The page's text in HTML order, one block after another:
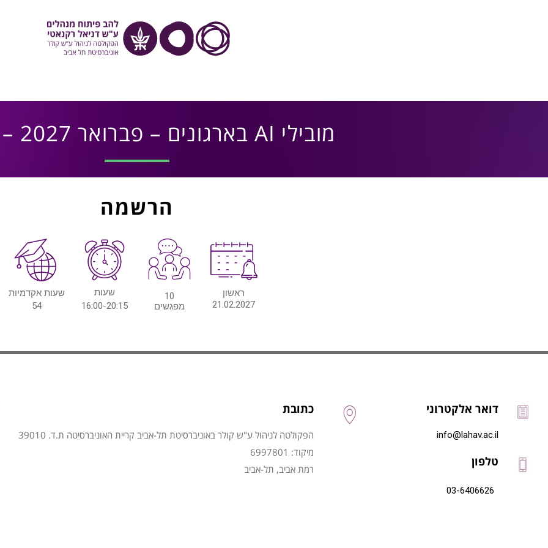
מובילי AI בארגונים – פברואר 2027 – מוקדם
הרשמה
ראשון
21.02.2027
10
מפגשים
שעות
16:00-20:15
שעות אקדמיות
54
דואר אלקטרוני
info@lahav.ac.il
טלפון
03-6406626
כתובת
הפקולטה לניהול ע"ש קולר באוניברסיטת תל-אביב קריית האוניברסיטה ת.ד. 39010
מיקוד: 6997801
רמת אביב, תל-אביב